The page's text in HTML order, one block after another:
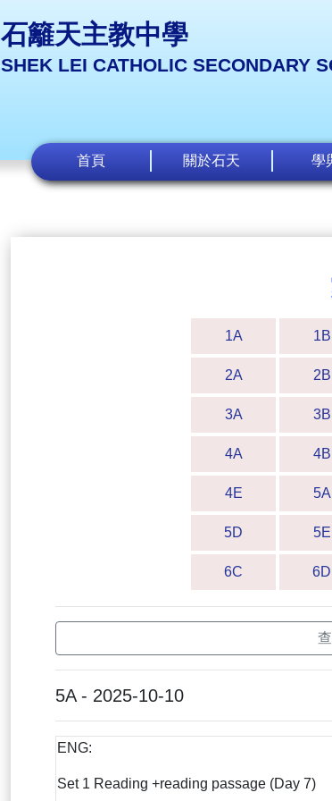
石籬天主教中學
SHEK LEI CATHOLIC SECONDARY
首頁 關於石天 學
1A 1B
2A 2B
3A 3B
4A 4B
4E 5A
5D 5E
6C 6D
5A - 2025-10-10
ENG:
Set 1 Reading +reading passage (Day 7)